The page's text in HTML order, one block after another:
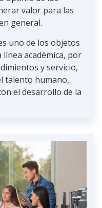
valor para las
general.
uno de los objetos
académica, por
y servicio,
talento humano,
el desarrollo de la